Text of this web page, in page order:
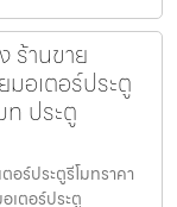
ร้านขาย
มอเตอร์ประตู
ท ประตู
อร์ประตูรีโมทราคา
เตอร์ประตู